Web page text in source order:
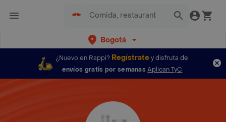
Bogotá
¿Nuevo en Rappi? Regístratey disfruta de
envíos gratis por semanas Aplican TyC